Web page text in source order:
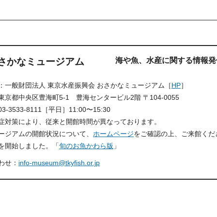
かなミュージアム 海や魚、水産に関する情報
一般財団法人 東京水産振興会 おさかなミュージアム［HP］
京都中央区豊海町5-1 豊海センタービル2階 〒104-0055
3533-8111［平日］11:00〜15:30
対策により、従来と開館時間が異なっております。
アムの開館状況について、 ホームページをご確認の上、ご来館くだ
開始しました。「旬のお魚かわら版 」
せ： info-museum@tkyfish.or.jp